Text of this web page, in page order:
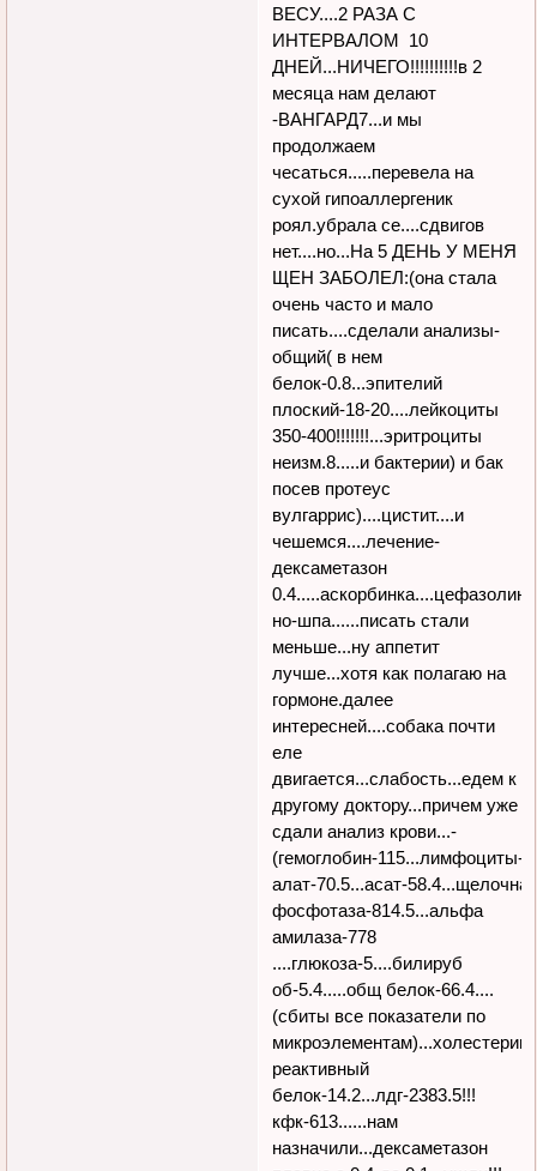
ВЕСУ....2 РАЗА С
ИНТЕРВАЛОМ 10
ДНЕЙ...НИЧЕГО!!!!!!!!!!в 2
месяца нам делают
-ВАНГАРД7...и мы
продолжаем
чесаться.....перевела на
сухой гипоаллергеник
роял.убрала се....сдвигов
нет....но...На 5 ДЕНЬ У МЕНЯ
ЩЕН ЗАБОЛЕЛ:(она стала
очень часто и мало
писать....сделали анализы-
общий( в нем
белок-0.8...эпителий
плоский-18-20....лейкоциты
350-400!!!!!!!...эритроциты
неизм.8.....и бактерии) и бак
посев протеус
вулгаррис)....цистит....и
чешемся....лечение-
дексаметазон
но-шпа......писать стали
меньше...ну аппетит
лучше...хотя как полагаю на
гормоне.далее
интересней....собака почти
еле
двигается...слабость...едем к
другому доктору...причем уже
сдали анализ крови...-
(гемоглобин-115...лимфоциты-
алат-70.5...асат-
фосфотаза-814.5...альфа
амилаза-778
....глюкоза-5....билируб
об-5.4.....общ белок-66.4....
(сбиты все показатели по
реактивный
белок-14.2...лдг-2383.5!!!
кфк-613......нам
назначили...дексаметазон